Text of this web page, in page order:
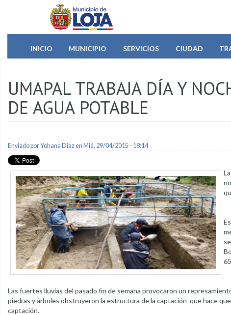
Pasar al contenido principal
INICIO
MUNICIPIO SERVICIOS CIUDAD
UMAPAL TRABAJA DÍA Y
DE AGUA POTABLE
Enviado porYohana Diazen Mié, 29/04/2015 - 18:14
Las fuertes lluvias del pasado fin de semana provocaron un
piedras y árboles obstruyeron la estructura de la captación que hace
captación.